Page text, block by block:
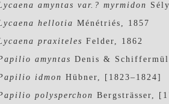
amyntas var.? myrmidon
hellotia Ménétriés, 1857
praxiteles Felder, 1862
amyntas Denis &
idmon Hübner, [1823–1824]
polysperchon Bergsträsser,